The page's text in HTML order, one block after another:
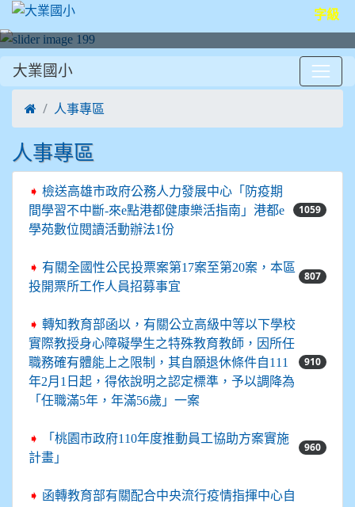
字級
大業國小
:::
人事專區
人事專區
➧ 檢送高雄市政府公務人力發展中心「防疫期
間學習不中斷-來e點港都健康樂活指南」港都e
學苑數位閱讀活動辦法1份
1059
➧ 有關全國性公民投票案第17案至第20案，本區
投開票所工作人員招募事宜
807
➧ 轉知教育部函以，有關公立高級中等以下學校
實際教授身心障礙學生之特殊教育教師，因所任
職務確有體能上之限制，其自願退休條件自111
年2月1日起，得依說明之認定標準，予以調降為
「任職滿5年，年滿56歲」一案
910
➧
「桃園市政府110年度推動員工協助方案實施
計畫」
960
➧ 函轉教育部有關配合中央流行疫情指揮中心自